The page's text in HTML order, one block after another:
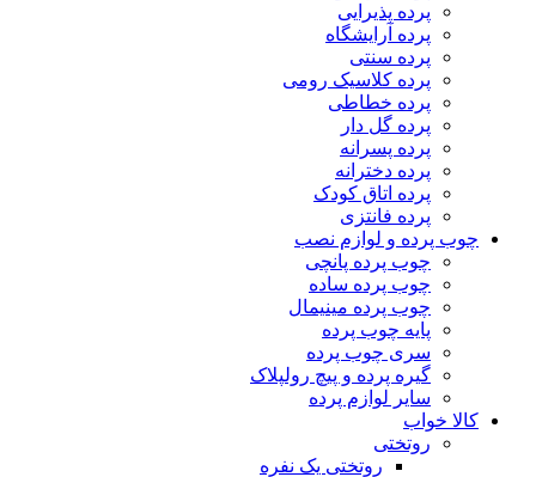
پرده پذیرایی
پرده آرایشگاه
پرده سنتی
پرده کلاسیک رومی
پرده خطاطی
پرده گل دار
پرده پسرانه
پرده دخترانه
پرده اتاق کودک
پرده فانتزی
چوب پرده و لوازم نصب
چوب پرده پانچی
چوب پرده ساده
چوب پرده مینیمال
پایه چوب پرده
سری چوب پرده
گیره پرده و پیچ رولپلاک
سایر لوازم پرده
کالا خواب
روتختی
روتختی یک نفره